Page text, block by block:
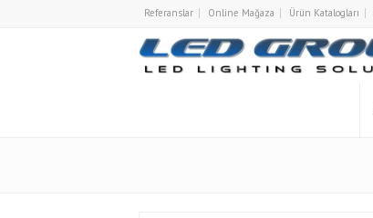
Referanslar Online Mağaza Ürün Katalogları